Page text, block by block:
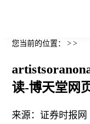
您当前的位置： > >
读-博天堂网
来源： 证券时报网